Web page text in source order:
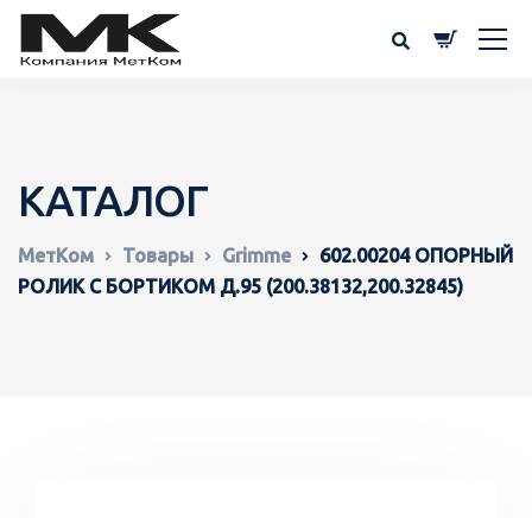
КАТАЛОГ
МетКом Товары Grimme
602.00204 ОПОРНЫЙ
РОЛИК С БОРТИКОМ Д.95 (200.38132,200.32845)